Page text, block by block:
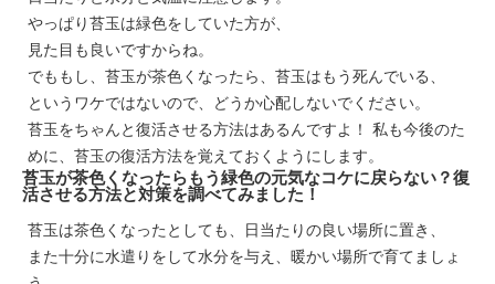
やっぱり苔玉は緑色をしていた方が、
見た目も良いですからね。
でももし、苔玉が茶色くなったら、苔玉はもう死んでいる、
というワケではないので、どうか心配しないでください。
苔玉をちゃんと復活させる方法はあるんですよ！ 私も今後のた
めに、苔玉の復活方法を覚えておくようにします。
苔玉が茶色くなったらもう緑色の元気なコケに戻らない？復
活させる方法と対策を調べてみました！
苔玉は茶色くなったとしても、日当たりの良い場所に置き、
また十分に水遣りをして水分を与え、暖かい場所で育てましょ